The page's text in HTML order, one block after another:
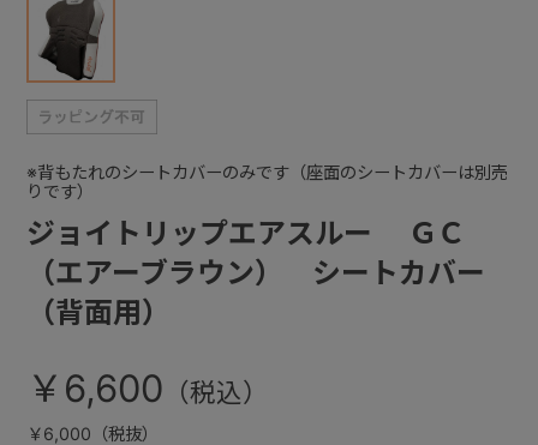
ジョイトリップエアスルー ＧＣ
（エアーブラウン） シートカバー
（背面用）
※背もたれのシートカバーのみです（座面のシートカバーは別売
りです）
￥6,600
￥6,000（税抜）